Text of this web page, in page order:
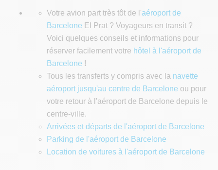
Votre avion part très tôt de l'aéroport de
Barcelone El Prat ? Voyageurs en transit ?
Voici quelques conseils et informations pour
réserver facilement votre hôtel à l'aéroport de
Barcelone !
Tous les transferts y compris avec la navette
aéroport jusqu'au centre de Barcelone ou pour
votre retour à l'aéroport de Barcelone depuis le
centre-ville.
Arrivées et départs de l'aéroport de Barcelone
Parking de l'aéroport de Barcelone
Location de voitures à l'aéroport de Barcelone